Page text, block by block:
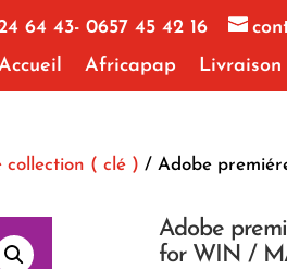
64 43- 0657 45 42 16
Africapap Livraison
collection ( clé ) / Adobe
Adobe
for WIN /